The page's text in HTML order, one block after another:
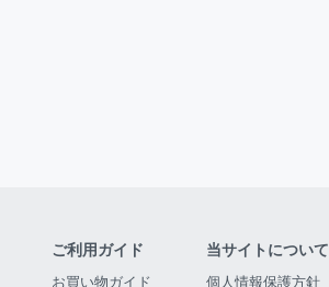
ご利用ガイド
お買い物ガイド
当サイトについて
個人情報保護方針